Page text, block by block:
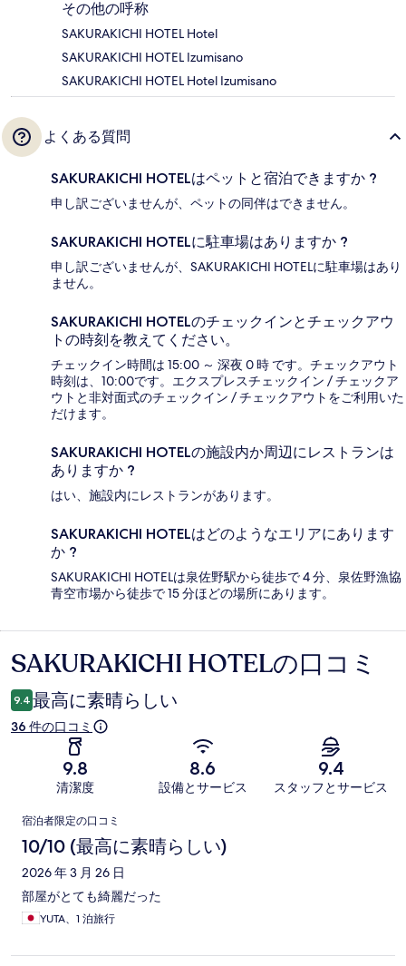
その他の呼称
SAKURAKICHI HOTEL Hotel
SAKURAKICHI HOTEL Izumisano
SAKURAKICHI HOTEL Hotel Izumisano
よくある質問
SAKURAKICHI HOTELはペットと宿泊できますか ?
申し訳ございませんが、ペットの同伴はできません。
SAKURAKICHI HOTELに駐車場はありますか ?
申し訳ございませんが、SAKURAKICHI HOTELに駐車場はあり
ません。
SAKURAKICHI HOTELのチェックインとチェックアウ
トの時刻を教えてください。
チェックイン時間は 15:00 ～ 深夜 0 時 です。チェックアウト
時刻は、10:00です。エクスプレスチェックイン / チェックア
ウトと非対面式のチェックイン / チェックアウトをご利用いた
だけます。
SAKURAKICHI HOTELの施設内か周辺にレストランは
ありますか ?
はい、施設内にレストランがあります。
SAKURAKICHI HOTELはどのようなエリアにあります
か ?
SAKURAKICHI HOTELは泉佐野駅から徒歩で 4 分、泉佐野漁協
青空市場から徒歩で 15 分ほどの場所にあります。
口
コ
ミ
SAKURAKICHI HOTELの口コミ
9.4 最高に素晴らしい
36 件の口コミ
9.8
清潔度
8.6
設備とサービス
9.4
スタッフとサービス
口
コ
ミ
宿泊者限定の口コミ
10/10 (最高に素晴らしい)
2026 年 3 月 26 日
部屋がとても綺麗だった
YUTA、1 泊旅行